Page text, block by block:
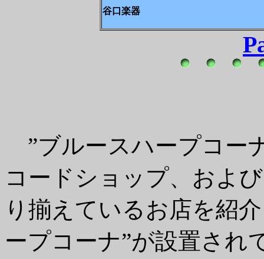
谷口楽器
”ブルースハープコー
コードショップ、およ
り揃えているお店を紹
ープコーナ”が設置され